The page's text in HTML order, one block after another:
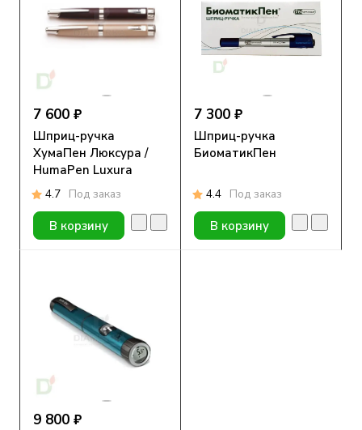
7 600 ₽
Шприц-ручка
ХумаПен Люксура /
HumaPen Luxura
4.7 Под заказ
В корзину
7 300 ₽
Шприц-ручка
БиоматикПен
4.4 Под заказ
В корзину
9 800 ₽